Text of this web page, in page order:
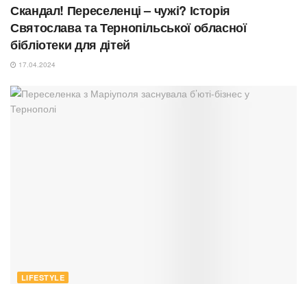
Скандал! Переселенці – чужі? Історія
Святослава та Тернопільської обласної
бібліотеки для дітей
17.04.2024
LIFESTYLE